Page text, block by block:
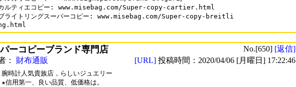
ルティエコピー: www.misebag.com/Super-copy-cartier.html
ライトリングスーパーコピー: www.misebag.com/Super-copy-breitli
ーコピーブランド専門店 No.[650] [返信]
：
財布通販 [URL] 投稿時間：2020/04/06 [月曜日] 17:22:46
腕時計人気貴族店，らしいジュエリー
★信用第一、良い品質、低価格は。